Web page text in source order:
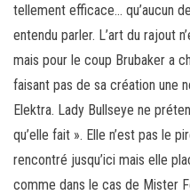
tellement efficace… qu’aucun
entendu parler. L’art du rajout
mais pour le coup Brubaker a
faisant pas de sa création une
Elektra. Lady Bullseye ne
qu’elle fait ». Elle n’est pas le
rencontré jusqu’ici mais elle
comme dans le cas de Mister